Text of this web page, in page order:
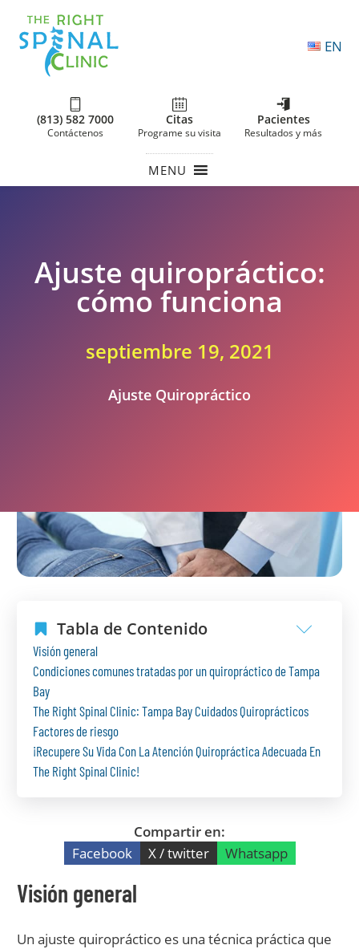
EN
(813) 582 7000
Contáctenos
Citas
Programe su visita
Pacientes
Resultados y más
MENU
Ajuste quiropráctico:
cómo funciona
septiembre 19, 2021
Ajuste Quiropráctico
Tabla de Contenido
Visión general
Condiciones comunes tratadas por un quiropráctico de Tampa
Bay
The Right Spinal Clinic: Tampa Bay Cuidados Quiroprácticos
Factores de riesgo
¡Recupere Su Vida Con La Atención Quiropráctica Adecuada En
The Right Spinal Clinic!
Compartir en:
Facebook
X / twitter Whatsapp
Visión general
Un ajuste quiropráctico es una técnica práctica que